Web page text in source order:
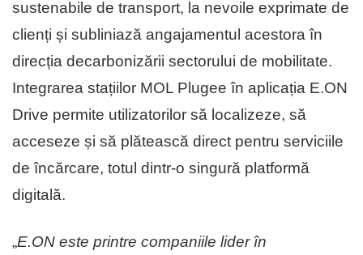
sustenabile de transport, la nevoile exprimate de
clienți și subliniază angajamentul acestora în
direcția decarbonizării sectorului de mobilitate.
Integrarea stațiilor MOL Plugee în aplicația E.ON
Drive permite utilizatorilor să localizeze, să
acceseze și să plătească direct pentru serviciile
de încărcare, totul dintr-o singură platformă
digitală.
„E.ON este printre companiile lider în